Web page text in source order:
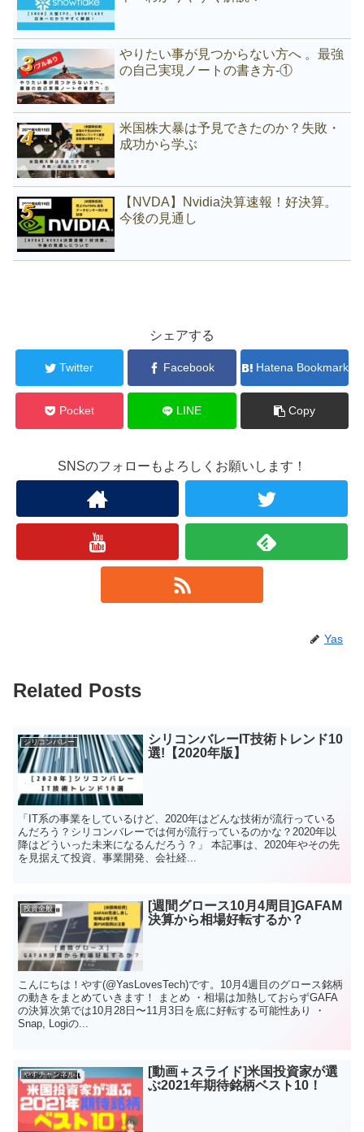
やりたい事が見つからない方へ 。最強
の自己実現ノートの書き方-①
米国株大暴は予見できたのか？失敗・
成功から学ぶ
【NVDA】Nvidia決算速報！好決算。
今後の見通し
シェアする
Twitter Facebook Hatena Bookmark
Pocket LINE Copy
SNSのフォローもよろしくお願いします！
Yas
Related Posts
シリコンバレー
シリコンバレーIT技術トレンド10
選!【2020年版】
「IT系の事業をしているけど、2020年はどんな技術が流行っている
んだろう？シリコンバレーでは何が流行っているのかな？2020年以
降はどういった未来になるんだろう？」 本記事は、2020年やその先
を見据えて投資、事業開発、会社経...
投資全般
[週間グロース10月4周目]GAFAM
決算から相場好転するか？
こんにちは！やす(@YasLovesTech)です。10月4週目のグロース銘柄
の動きをまとめていきます！ まとめ ・相場は加熱しておらずGAFA
の決算次第では10月28日〜11月3日を底に好転する可能性あり ・
Snap, Logiの...
やすチャンネル
[動画＋スライド]米国投資家が選
ぶ2021年期待銘柄ベスト10！